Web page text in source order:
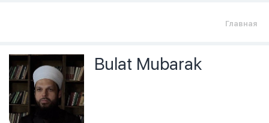
Главная
Bulat Mubarak